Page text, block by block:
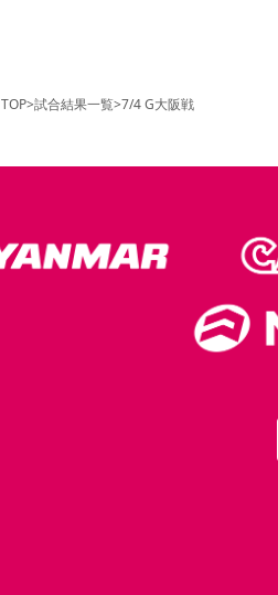
TOP>試合結果一覧>7/4 G大阪戦